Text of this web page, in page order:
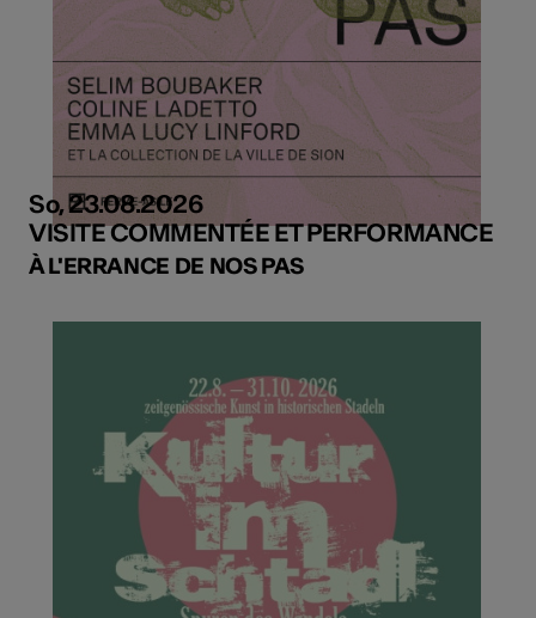
So, 23.08.2026
VISITE COMMENTÉE ET PERFORMANCE
À L'ERRANCE DE NOS PAS